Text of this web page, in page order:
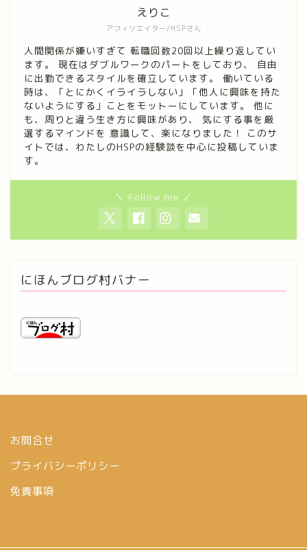
アフィリエイター/HSPさん
えりこ
人間関係が嫌いすぎて 転職回数20回以上繰り返してい
ます。 現在はダブルワークのパートをしており、 自由
に出勤できるスタイルを確立しています。 働いている
時は、「とにかくイライラしない」「他人に興味を持た
ないようにする」ことをモットーにしています。 他に
も、周りと違う生き方に興味があり、 気にする事を厳
選するマインドを 意識して、楽になりました！ このサ
イトでは、わたしのHSPの経験談を中心に投稿していま
す。
＼ Follow me ／
にほんブログ村バナー
お問合せ
プライバシーポリシー
免責事項